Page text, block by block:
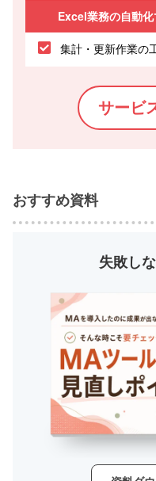
Excel業務の自動化
集計・更新作業の
サービ
おすすめ資料
失敗し